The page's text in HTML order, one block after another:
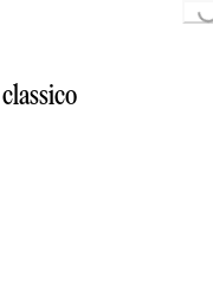
Loading...